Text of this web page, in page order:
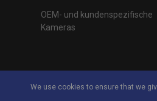
OEM- und kundenspezifische
Kameras
We use cookies to ensure that we